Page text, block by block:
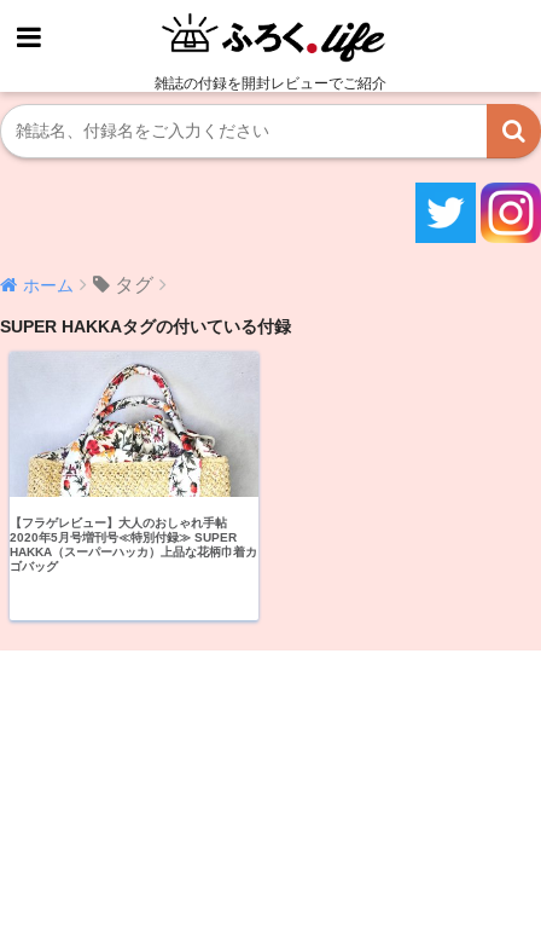
雑誌の付録を開封レビューでご紹介
ホーム タグ
SUPER HAKKAタグの付いている付録
【フラゲレビュー】大人のおしゃれ手帖
2020年5月号増刊号≪特別付録≫ SUPER
HAKKA（スーパーハッカ）上品な花柄巾着カ
ゴバッグ